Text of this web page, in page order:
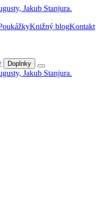
Knižný blogKontakt
Doplnky